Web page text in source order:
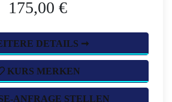
175,00 €
DETAILS ➞
KURS MERKEN
ANFRAGE STELLEN